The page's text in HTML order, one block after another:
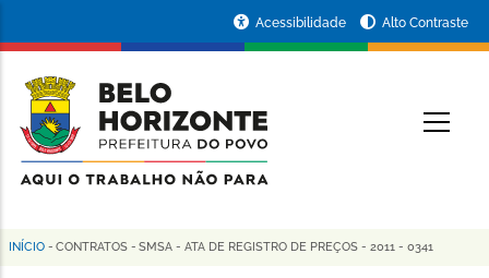
conteúdo
principal
da
Prefeitura
de
Horizonte
Acessibilidade Alto Contraste
Trilha
INÍCIO - CONTRATOS - SMSA - ATA DE REGISTRO DE PREÇOS - 2011 - 0341